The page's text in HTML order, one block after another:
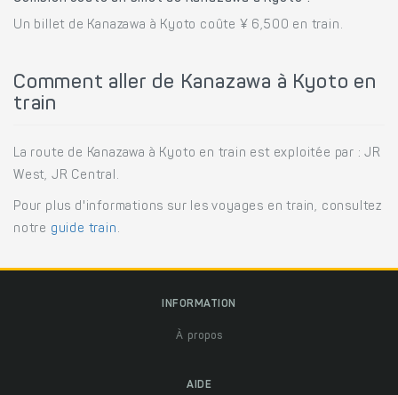
Un billet de Kanazawa à Kyoto coûte ¥ 6,500 en train.
Comment aller de Kanazawa à Kyoto en
train
La route de Kanazawa à Kyoto en train est exploitée par : JR
West, JR Central.
Pour plus d'informations sur les voyages en train, consultez
notre guide train .
INFORMATION
À propos
AIDE